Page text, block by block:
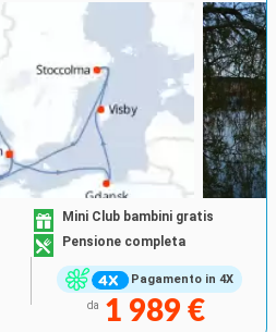
Pagamento in 4X
Mini Club bambini gratis
Pensione completa
da 1 989 €